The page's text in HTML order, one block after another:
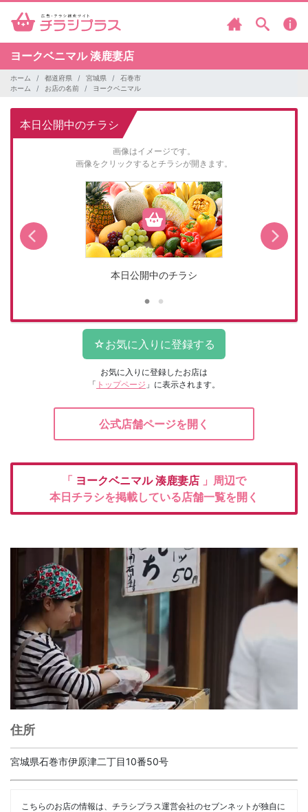
ヨークベニマル湊鹿妻店
ホーム 都道府県 宮城県
石巻市
ホーム
お店の名前 ヨークベニマル
本日公開中のチラシ
画像はイメージです。
画像をクリックするとチラシが開きます。
本日公開中のチラシ
お気に入りに登録したお店は
「 トップページ 」に表示されます。
公式店舗ページを開く
「 ヨークベニマル湊鹿妻店 」周辺で
本日チラシを掲載している店舗一覧を開く
住所
宮城県石巻市伊原津二丁目10番50号
こちらのお店の情報は、チラシプラス運営会社のセブンネットが独自に